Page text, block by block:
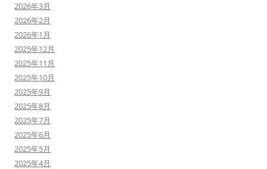
2026年3月
2026年2月
2026年1月
2025年12月
2025年11月
2025年10月
2025年9月
2025年8月
2025年7月
2025年6月
2025年5月
2025年4月